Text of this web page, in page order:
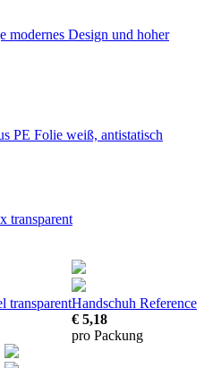
modernes Design und hoher
PE Folie weiß, antistatisch
transparent
transparentHandschuh Reference
€ 5,18
pro Packung